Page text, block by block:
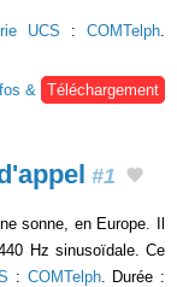
UCS :COMTelph.
&
Téléchargement
#1
sonne, en Europe. Il
Hz sinusoïdale. Ce
: COMTelph. Durée :